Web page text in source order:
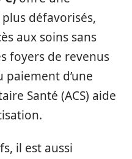
défavorisés,
aux soins sans
foyers de revenus
paiement d’une
Santé (ACS) aide
il est aussi